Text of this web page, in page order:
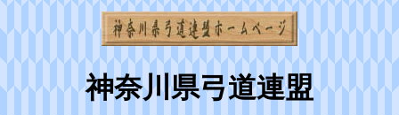
神奈川県弓道連盟